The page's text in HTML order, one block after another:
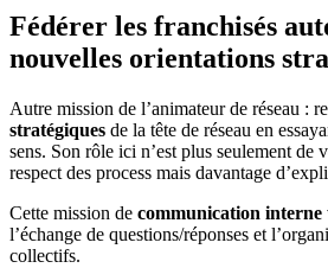
Fédérer les franchisés
nouvelles orientations
Autre mission de l’animateur de réseau :
stratégiques de la tête de réseau en
sens. Son rôle ici n’est plus seulement de
respect des process mais davantage
Cette mission de communication interne
l’échange de questions/réponses et
collectifs.